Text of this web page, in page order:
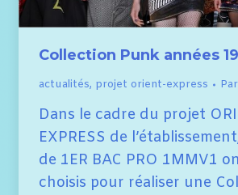
Collection Punk années
actualités, projet orient-express Par
Dans le cadre du projet
EXPRESS de
de 1ER BAC PRO 1MMV1
choisis pour réaliser une